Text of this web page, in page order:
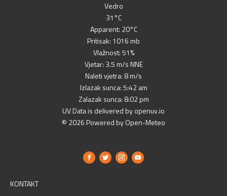
Vedro
31°C
Apparent: 20°C
Pritisak: 1016 mb
Vlažnost: 51%
Vjetar: 3.5 m/s NNE
Naleti vjetra: 8 m/s
Izlazak sunca: 5:42 am
Zalazak sunca: 8:02 pm
UV Data is delivered by openuv.io
© 2026 Powered by Open-Meteo
KONTAKT